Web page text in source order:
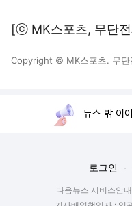
[ⓒ MK스포츠, 무단
Copyright © MK스포츠. 무단
뉴스 밖 이
로그인
다음뉴스 서비스안내